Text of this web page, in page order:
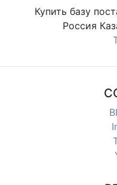
Купить базу
Россия